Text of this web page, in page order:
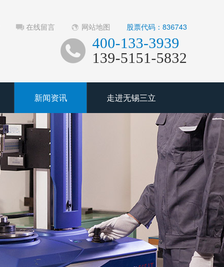
在线留言 网站地图 股票代码：836743
400-133-3939
139-5151-5832
新闻资讯 走进无锡三立